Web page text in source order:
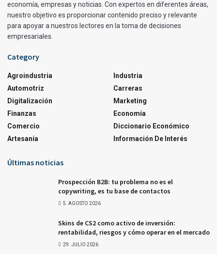
economía, empresas y noticias. Con expertos en diferentes áreas,
nuestro objetivo es proporcionar contenido preciso y relevante
para apoyar a nuestros lectores en la toma de decisiones
empresariales.
Category
Agroindustria
Automotriz
Digitalización
Finanzas
Comercio
Artesanía
Industria
Carreras
Marketing
Economía
Diccionario Económico
Información De Interés
Últimas noticias
Prospección B2B: tu problema no es el
copywriting, es tu base de contactos
5. AGOSTO 2026
Skins de CS2 como activo de inversión:
rentabilidad, riesgos y cómo operar en el mercado
29. JULIO 2026